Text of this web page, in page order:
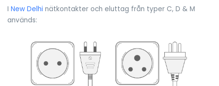
I New Delhi nätkontakter och eluttag från typer C, D & M
används: